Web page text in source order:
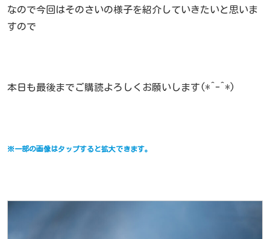
なので今回はそのさいの様子を紹介していきたいと思いま
すので
本日も最後までご購読よろしくお願いします(*^-^*)
※一部の画像はタップすると拡大できます。